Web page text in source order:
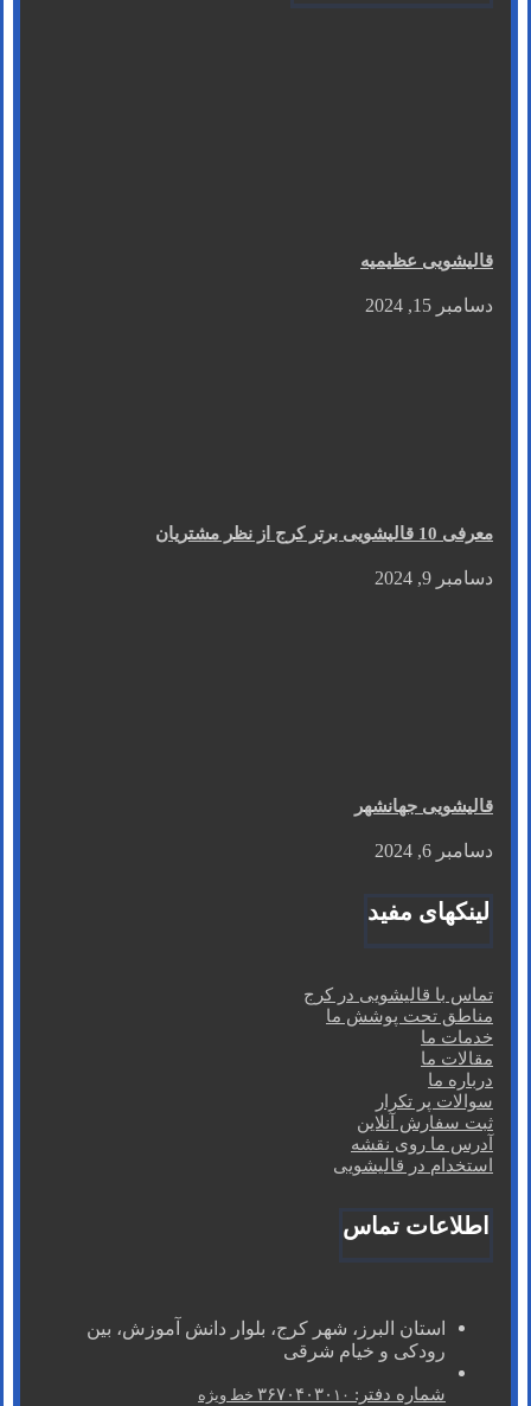
قالیشویی عظیمیه
دسامبر 15, 2024
معرفی 10 قالیشویی برتر کرج از نظر مشتریان
دسامبر 9, 2024
قالیشویی جهانشهر
دسامبر 6, 2024
لینکهای مفید
تماس با قالیشویی در کرج
مناطق تحت پوشش ما
خدمات ما
مقالات ما
درباره ما
سوالات پر تکرار
ثبت سفارش آنلاین
آدرس ما روی نقشه
استخدام در قالیشویی
اطلاعات تماس
استان البرز، شهر کرج، بلوار دانش آموزش، بین
رودکی و خیام شرقی
شماره دفتر: ۳۶۷۰۴۰۳۰ ۱۰ خط ویژه